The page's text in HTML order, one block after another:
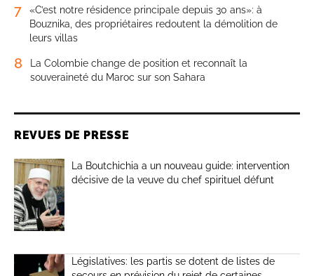
7
«C’est notre résidence principale depuis 30 ans»: à
Bouznika, des propriétaires redoutent la démolition de
leurs villas
8
La Colombie change de position et reconnaît la
souveraineté du Maroc sur son Sahara
REVUES DE PRESSE
La Boutchichia a un nouveau guide: intervention
décisive de la veuve du chef spirituel défunt
Législatives: les partis se dotent de listes de